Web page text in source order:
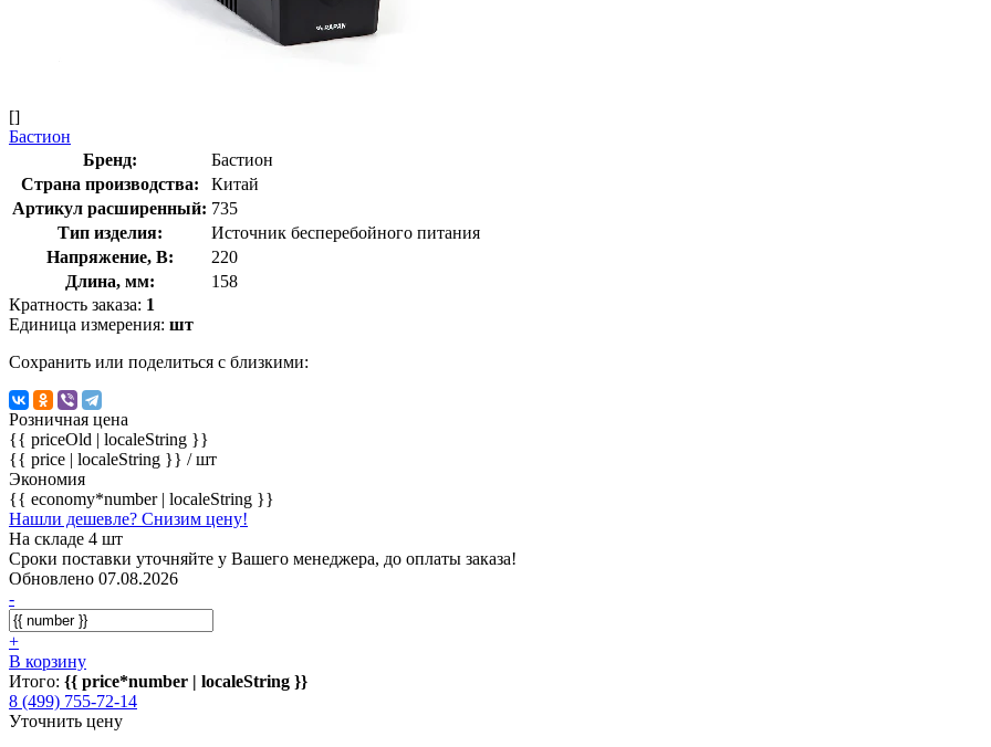
[]
Бастион
Бренд:
Бастион
Страна производства:
Китай
Артикул расширенный: 735
Тип изделия:
Источник бесперебойного питания
Напряжение, В:
220
Длина, мм:
158
Кратность заказа: 1
Единица измерения: шт
Сохранить или поделиться с близкими:
Розничная цена
{{ priceOld | localeString }}
{{ price | localeString }} / шт
Экономия
{{ economy*number | localeString }}
Нашли дешевле? Снизим цену!
На складе 4 шт
Сроки поставки уточняйте у Вашего менеджера, до оплаты заказа!
Обновлено 07.08.2026
-
+
В корзину
Итого: {{ price*number | localeString }}
8 (499) 755-72-14
Уточнить цену